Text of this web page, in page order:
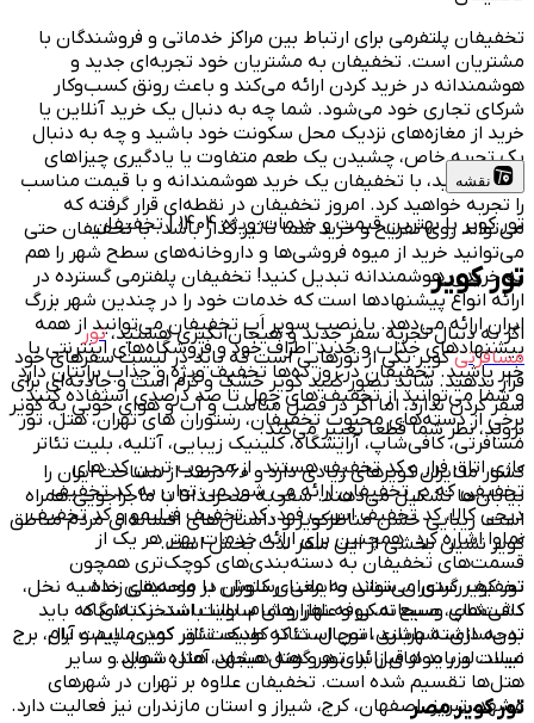
تخفیفان پلتفرمی برای ارتباط بین مراکز خدماتی و فروشندگان با
مشتریان است. تخفیفان به مشتریان خود تجربه‌ای جدید و
هوشمندانه در خرید کردن ارائه می‌کند و باعث رونق کسب‌وکار
شرکای تجاری خود می‌شود. شما چه به دنبال یک خرید آنلاین یا
خرید از مغازه‌های نزدیک محل سکونت خود باشید و چه به دنبال
یک تجربه خاص، چشیدن یک طعم متفاوت یا یادگیری چیزاهای
جدید باشید، با تخفیفان یک خرید هوشمندانه و با قیمت مناسب
را تجربه خواهید کرد. امروز تخفیفان در نقطه‌ای قرار گرفته که
می‌تواند روی تفریح و خرید شما تاثیر گذار باشد. با تخفیفان حتی
می‌توانید خرید از میوه فروشی‌ها و داروخانه‌های سطح شهر را هم
به خریدی هوشمندانه تبدیل کنید! تخفیفان پلفترمی گسترده در
ارائه انواع پیشنهادها است که خدمات خود را در چندین شهر بزرگ
ایران ارائه می‌دهد. با نصب سوپر اَپ تخفیفان می‌توانید از همه
پیشنهادهای جذاب و جدید اطراف خود و فروشگاه‌های اینترنتی با
خبر باشید. تخفیفان در روز ده‌ها تخفیف ویژه و جذاب برایتان دارد
و شما می‌توانید از تخفیف های چهل تا صد درصدی استفاده کنید.
برخی از دسته‌های محبوب تخفیفان، رستوران های تهران، هتل، تور
مسافرتی، کافی‌شاپ، آرایشگاه، کلینیک زیبایی، آتلیه، بلیت تئاتر
بازی اتاق فرار و کد تخفیف هستند. از محبوب ترین کد های
تخفیفی که در تخفیفان ارائه می شود می توان به کد تخفیف
دیجی کالا، کد تخفیف اسنپ فود، کد تخفیف فیلیمو و کد تخفیف
نماوا اشاره کرد. همچنین برای ارائه خدمات بهتر هر یک از
قسمت‌های تخفیفان به دسته‌بندی‌های کوچک‌تری همچون
تخفیف رستوران سنتی و ایرانی، رستوران با موسیقی زنده ،
کافی‌شاپ، صبحانه، بوفه نهار و شام، بلیت استخر، باشگاه
بدن‌سازی، شهربازی، توچال، تئاتر کودک، تئاتر کمدی، پینت بال، برج
میلاد، لیزر موهای زائد، تور و هتل مشهد، هتل شمال و سایر
هتل‌ها تقسیم شده است. تخفیفان علاوه بر تهران در شهرهای
مشهد، تبریز، اصفهان، کرج، شیراز و استان مازندران نیز فعالیت دارد.
نقشه
تور کویر با بهترین قیمت و خدمات ویژه 1404 | تخفیفان
تور کویر
اگر به دنبال تجربه سفر جدید و هیجان‌انگیزی هستید،تور
مسافرتیکویر یکی از تورهایی است که باید در لیست سفرهای خود
قرار بدهید. شاید تصور کنید کویر خشک و گرم است و جاذبه‌ای برای
سفر کردن ندارد، اما اگر در فصل مناسب و آب و هوای خوبی به کویر
بروید، نظر شما قطعا تغییر می‌کند.
کشور ما ایران کویرهای زیادی دارد و 60 درصد از مساحت ایران را
بیابان‌ها تشکیل می‌دهند. سفر به صحرا ذاتا با ماجراجویی همراه
است. زیبایی خشن مناظرکویر و داستان‌های افسانه‌ای مردم مناطق
کویر نشین بخشی از این سفر لذت بخش است.
تور کویر گردی می‌تواند به معنای کاوش در واحه‌های حاشیه نخل،
دشت‌های وسیع نمکی و علفزارهای ساوانا باشد. نکته‌ای که باید
توجه داشته باشید اسن است که طبیعت تور کویر ملایم و آرام
نیست و باید از قبل برای هر گونه هیجان آماده شوید.
تور کویر مصر